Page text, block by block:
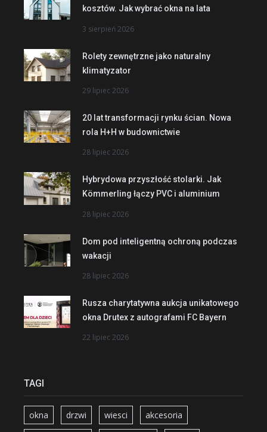
kosztów. Jak wybrać okna na lata
3 sierpień 2026
Rolety zewnętrzne jako naturalny
klimatyzator
29 lipiec 2026
20 lat transformacji rynku ścian. Nowa
rola H+H w budownictwie
28 lipiec 2026
Hybrydowa przyszłość stolarki. Jak
Kömmerling łączy PVC i aluminium
28 lipiec 2026
Dom pod inteligentną ochroną podczas
wakacji
28 lipiec 2026
Rusza charytatywna aukcja unikatowego
okna Drutex z autografami FC Bayern
22 lipiec 2026
TAGI
okna drzwi wiesci akcesoria